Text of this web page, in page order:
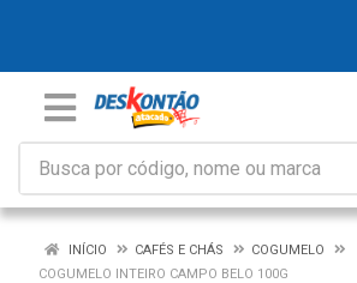
INÍCIO CAFÉS E CHÁS
COGUMELO
COGUMELO INTEIRO CAMPO BELO 100G